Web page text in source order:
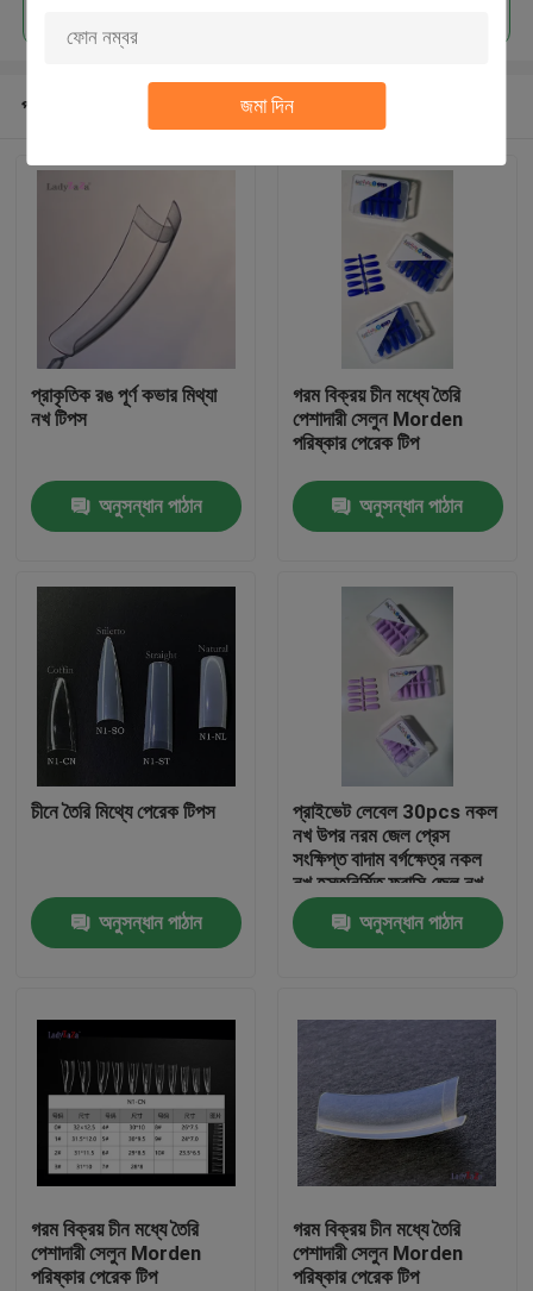
জমা দিন
পণ্য
ভিডিও
আমাদের সম্পর্কে
কারখানা পরিদর্শন
একটি উদ্ধৃতি অনুরোধ করুন
প্লাস্টিকের বোতল ক্যাপ
প্রস্তাবিত পণ্য
প্রাকৃতিক রঙ পূর্ণ কভার মিথ্যা
নখ টিপস
অনুসন্ধান পাঠান
গরম বিক্রয় চীন মধ্যে তৈরি
পেশাদারী সেলুন Morden
পরিষ্কার পেরেক টিপ
অনুসন্ধান পাঠান
চীনে তৈরি মিথ্যে পেরেক টিপস
অনুসন্ধান পাঠান
প্রাইভেট লেবেল 30pcs নকল
নখ উপর নরম জেল প্রেস
সংক্ষিপ্ত বাদাম বর্গক্ষেত্র নকল
নখ হস্তনির্মিত ফরাসি জেল নখ
উপর প্রেস
অনুসন্ধান পাঠান
গরম বিক্রয় চীন মধ্যে তৈরি
পেশাদারী সেলুন Morden
পরিষ্কার পেরেক টিপ
গরম বিক্রয় চীন মধ্যে তৈরি
পেশাদারী সেলুন Morden
পরিষ্কার পেরেক টিপ